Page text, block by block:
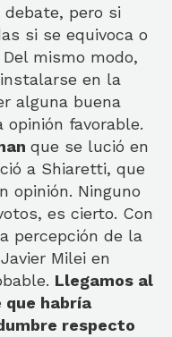
pero si
si se equivoca o
mismo modo,
en la
alguna buena
opinión favorable.
que se lució en
a Shiaretti, que
opinión. Ninguno
es cierto. Con
percepción de la
Milei en
Llegamos al
que habría
respecto